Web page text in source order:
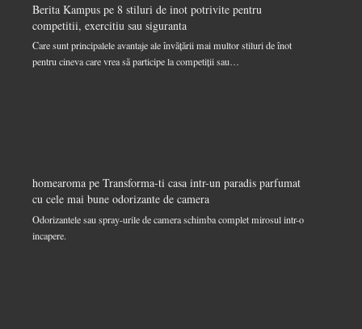
Berita Kampus pe 8 stiluri de inot potrivite pentru
competitii, exercitiu sau siguranta
Care sunt principalele avantaje ale învățării mai multor stiluri de înot
pentru cineva care vrea să participe la competiții sau…
homearoma pe Transforma-ti casa intr-un paradis parfumat
cu cele mai bune odorizante de camera
Odorizantele sau spray-urile de camera schimba complet mirosul intr-o
incapere.